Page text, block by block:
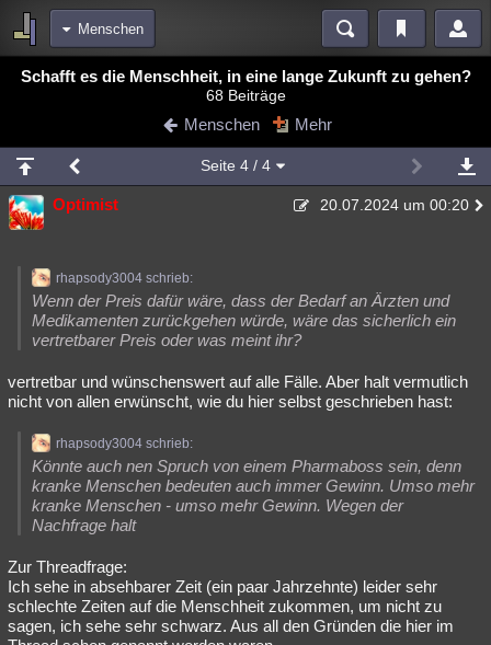
Menschen
Bereiche
Blogs
Chat Wiki Neuigkeiten
meine Rubriken
Menschen Mystery Kriminalfälle
Natur Umfragen Unterhaltung
weitere Rubriken
Astronomie Helpdesk Gruppen Gaming Filme
Musik Clash Verbesserungen
Übersichten
Besucht Teilgenommen Alle Neue Geschlossen
Lesenswert
Schafft es die Menschheit, in eine lange Zukunft zu gehen?
68 Beiträge
Menschen Mehr
Seite 4/ 4
Optimist 20.07.2024 um 00:20
rhapsody3004 schrieb:
Wenn der Preis dafür wäre, dass der Bedarf an Ärzten und
Medikamenten zurückgehen würde, wäre das sicherlich ein
vertretbarer Preis oder was meint ihr?
vertretbar und wünschenswert auf alle Fälle. Aber halt vermutlich
nicht von allen erwünscht, wie du hier selbst geschrieben hast:
rhapsody3004 schrieb:
Könnte auch nen Spruch von einem Pharmaboss sein, denn
kranke Menschen bedeuten auch immer Gewinn. Umso mehr
kranke Menschen - umso mehr Gewinn. Wegen der
Nachfrage halt
Zur Threadfrage:
Ich sehe in absehbarer Zeit (ein paar Jahrzehnte) leider sehr
schlechte Zeiten auf die Menschheit zukommen, um nicht zu
sagen, ich sehe sehr schwarz. Aus all den Gründen die hier im